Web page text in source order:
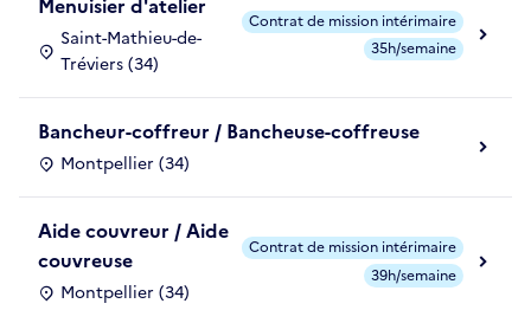
Menuisier d'atelier
Saint-Mathieu-de-
Tréviers (34)
Contrat de mission intérimaire
35h/semaine
Bancheur-coffreur / Bancheuse-coffreuse
Montpellier (34)
Aide couvreur / Aide
couvreuse
Montpellier (34)
Contrat de mission intérimaire
39h/semaine